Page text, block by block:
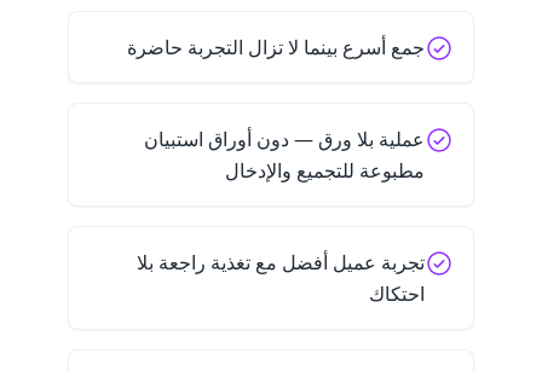
جمع أسرع بينما لا تزال التجربة حاضرة
عملية بلا ورق — دون أوراق استبيان
مطبوعة للتجميع والإدخال
تجربة عميل أفضل مع تغذية راجعة بلا
احتكاك